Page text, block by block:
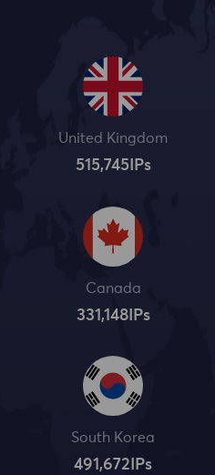
United Kingdom
515,745IPs
Canada
331,148IPs
South Korea
491,672 IPs